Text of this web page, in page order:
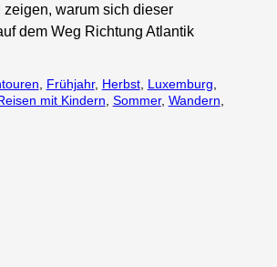
zeigen, warum sich dieser
dem Weg Richtung Atlantik
Frühjahr, Herbst, Luxemburg
mit Kindern Sommer, Wandern